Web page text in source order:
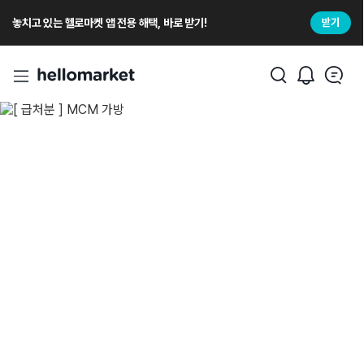
놓치고 있는 헬로마켓 앱 전용 해택, 바로 받기! 받기